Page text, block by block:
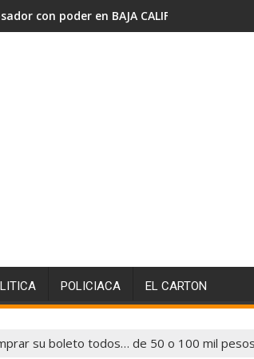
CALIFORNIA…. Localiza
POLICIACA EL CARTON
su boleto todos… de 50 o 100 mil